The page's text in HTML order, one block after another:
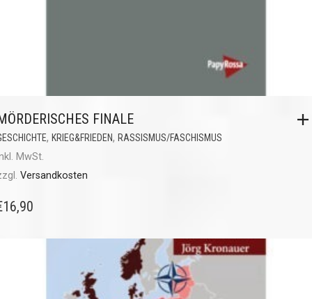
FINALE
, KRIEG&FRIEDEN, RASSISMUS/FASCHISMUS
MwSt.
Versandkosten
16,90